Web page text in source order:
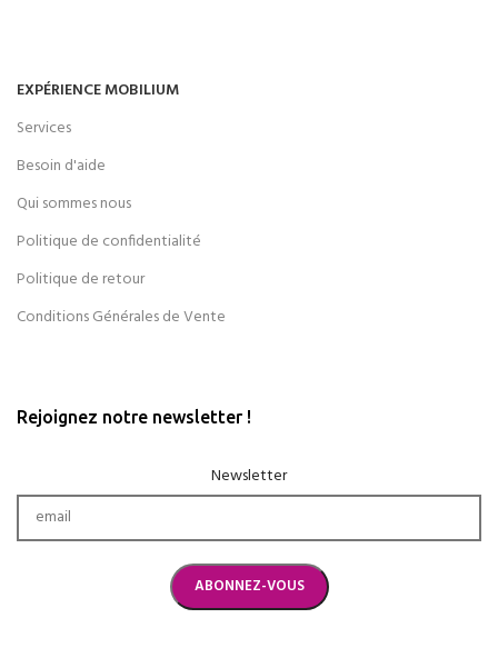
EXPÉRIENCE MOBILIUM
Services
Besoin d'aide
Qui sommes nous
Politique de confidentialité
Politique de retour
Conditions Générales de Vente
Rejoignez notre newsletter !
Newsletter